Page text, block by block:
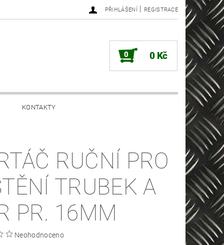
PŘIHLÁŠENÍ | REGISTRACE
0 0 Kč
KONTAKTY
RUČNÍ PRO
TRUBEK A
PR. 16MM
Neohodnoceno